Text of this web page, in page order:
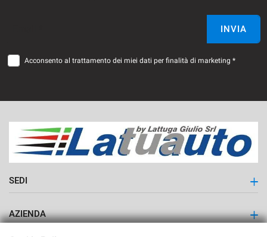
INVIA
Acconsento al trattamento dei miei dati per finalità di marketing *
SEDI
AZIENDA